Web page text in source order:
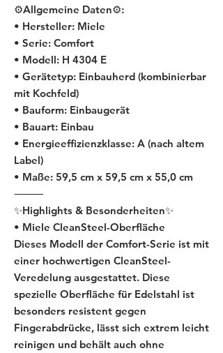
⚙️Allgemeine Daten⚙️:
• Hersteller: Miele
• Serie: Comfort
• Modell: H 4304 E
• Gerätetyp: Einbauherd (kombinierbar
mit Kochfeld)
• Bauform: Einbaugerät
• Bauart: Einbau
• Energieeffizienzklasse: A (nach altem
Label)
• Maße: 59,5 cm x 59,5 cm x 55,0 cm
⸻
✨Highlights & Besonderheiten✨
• Miele CleanSteel-Oberfläche
Dieses Modell der Comfort-Serie ist mit
einer hochwertigen CleanSteel-
Veredelung ausgestattet. Diese
spezielle Oberfläche für Edelstahl ist
besonders resistent gegen
Fingerabdrücke, lässt sich extrem leicht
reinigen und behält auch ohne